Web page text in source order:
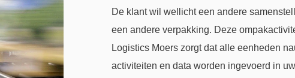
De klant wil wellicht een andere
een andere verpakking. Deze
Logistics Moers zorgt dat alle eenheden
activiteiten en data worden ingevoerd in